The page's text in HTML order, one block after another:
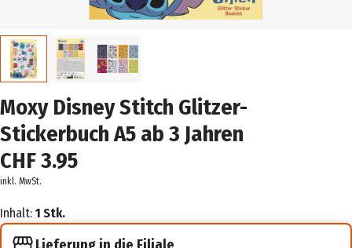
Moxy Disney Stitch Glitzer-
Stickerbuch A5 ab 3 Jahren
CHF 3.95
inkl. MwSt.
Inhalt: 1 Stk.